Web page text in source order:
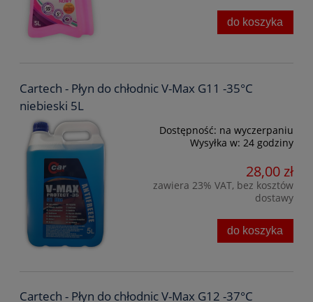
do koszyka
Cartech - Płyn do chłodnic V-Max G11 -35°C
niebieski 5L
Dostępność: na wyczerpaniu
Wysyłka w: 24 godziny
28,00 zł
zawiera 23% VAT, bez kosztów
dostawy
do koszyka
Cartech - Płyn do chłodnic V-Max G12 -37°C